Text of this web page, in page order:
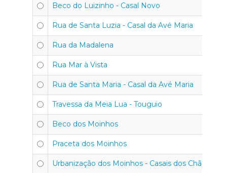
Beco do Luizinho - Casal Novo
Rua de Santa Luzia - Casal da Avé Maria
Rua da Madalena
Rua Mar à Vista
Rua de Santa Maria - Casal da Avé Maria
Travessa da Meia Lua - Touguio
Beco dos Moinhos
Praceta dos Moinhos
Urbanização dos Moinhos - Casais dos Chãos